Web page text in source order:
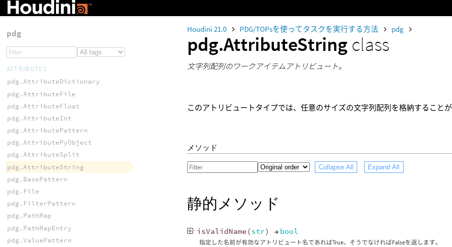
Houdini 21.0 PDG/TOPsを使ってタスクを実行する方法 pdg
pdg.AttributeString class
文字列配列のワークアイテムアトリビュート。
このアトリビュートタイプでは、任意のサイズの文字列配列を格納することが
メソッド
Collapse All Expand All
静的メソッド
isValidName (str) → bool
指定した名前が有効なアトリビュート名であればTrue、そうでなければFalseを返します。
pdg
ATTRIBUTES
pdg.AttributeDictionary
pdg.AttributeFile
pdg.AttributeFloat
pdg.AttributeInt
pdg.AttributePattern
pdg.AttributePyObject
pdg.AttributeSplit
pdg.AttributeString
pdg.BasePattern
pdg.File
pdg.FilterPattern
pdg.PathMap
pdg.PathMapEntry
pdg.ValuePattern